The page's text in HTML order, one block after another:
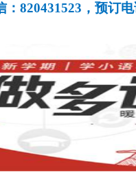
：820431523，预订